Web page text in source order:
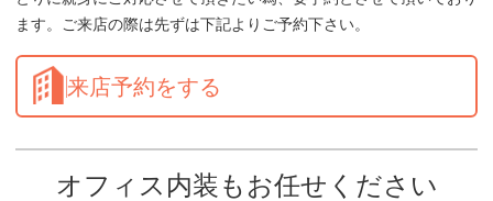
ます。ご来店の際は先ずは下記よりご予約下さい。
来店予約をする
オフィス内装もお任せください